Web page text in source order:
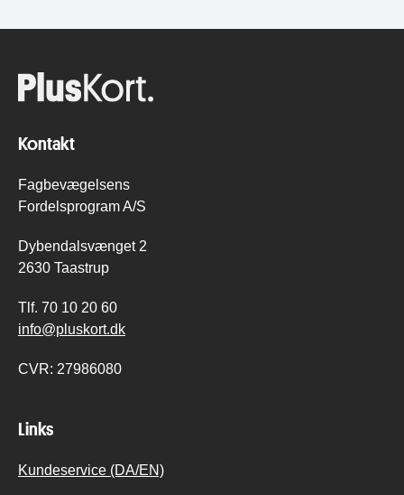
Kontakt
Fagbevægelsens
Fordelsprogram A/S
Dybendalsvænget 2
2630 Taastrup
Tlf. 70 10 20 60
info@pluskort.dk
CVR: 27986080
Links
Kundeservice (DA/EN)